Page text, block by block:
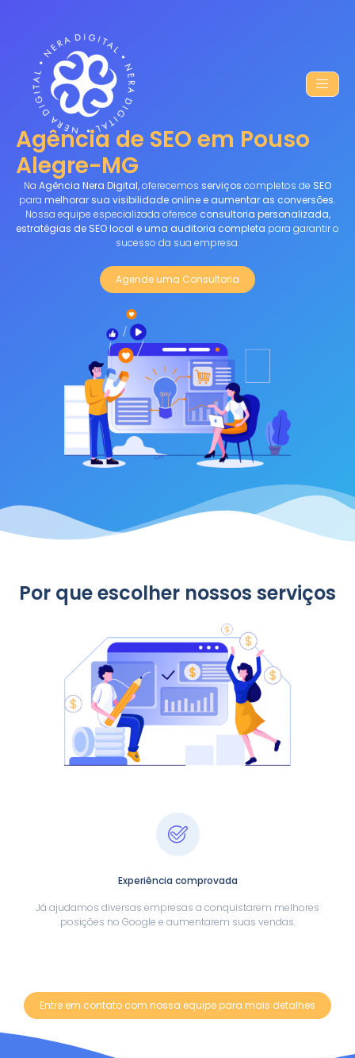
Agência de SEO em Pouso
Alegre-MG
Na Agência Nera Digital, oferecemos serviços completos de SEO
para melhorar sua visibilidade online e aumentar as conversões.
Nossa equipe especializada oferece consultoria personalizada,
estratégias de SEO local e uma auditoria completa para garantir o
sucesso da sua empresa.
Agende uma Consultoria
Por que escolher nossos serviços
Experiência comprovada
Já ajudamos diversas empresas a conquistarem melhores
posições no Google e aumentarem suas vendas.
Entre em contato com nossa equipe para mais detalhes